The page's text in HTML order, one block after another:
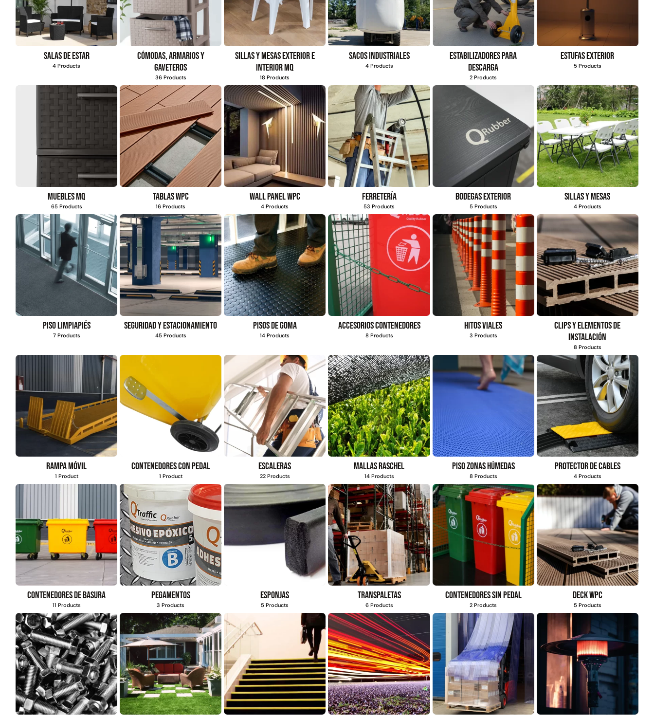
Salas de estar
4 Products
Cómodas, armarios y
gaveteros
36 Products
Sillas y mesas exterior e
interior MQ
18 Products
Sacos industriales
4 Products
Estabilizadores para
descarga
2 Products
Estufas exterior
5 Products
Muebles MQ
65 Products
Tablas WPC
16 Products
Wall Panel WPC
4 Products
Ferretería
53 Products
Bodegas exterior
5 Products
Sillas y mesas
4 Products
Piso limpiapiés
7 Products
Seguridad y estacionamiento
45 Products
Pisos de goma
14 Products
Accesorios contenedores
8 Products
Hitos viales
3 Products
Clips y elementos de
instalación
8 Products
Rampa móvil
1 Product
Contenedores con pedal
1 Product
Escaleras
22 Products
Mallas Raschel
14 Products
Piso zonas húmedas
8 Products
Protector de cables
4 Products
Contenedores de basura
11 Products
Pegamentos
3 Products
Esponjas
5 Products
Transpaletas
6 Products
Contenedores sin pedal
2 Products
Deck WPC
5 Products